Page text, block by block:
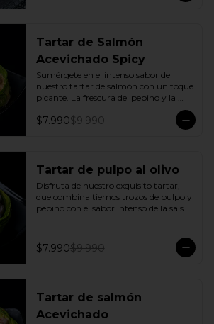
Tartar de Salmón
Acevichado Spicy
Sumérgete en el intenso sabor de
nuestro tartar de salmón con un toque
picante. La frescura del pepino y la
suavidad de la palta se combinan con
la explosión de la salsa spicy, creando
un plato vibrante y lleno de sabor que
$7.990$9.990
Tartar de pulpo al olivo
Disfruta de nuestro exquisito tartar,
que combina tiernos trozos de pulpo y
pepino con el sabor intenso de la salsa
experiencia única de sabor y textura.
$7.990$9.990
Tartar de salmón
Acevichado